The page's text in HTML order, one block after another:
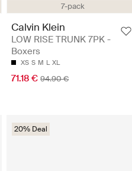
7-pack
Calvin Klein
LOW RISE TRUNK 7PK -
Boxers
XS S M L XL
71.18 € 94.90 €
20% Deal